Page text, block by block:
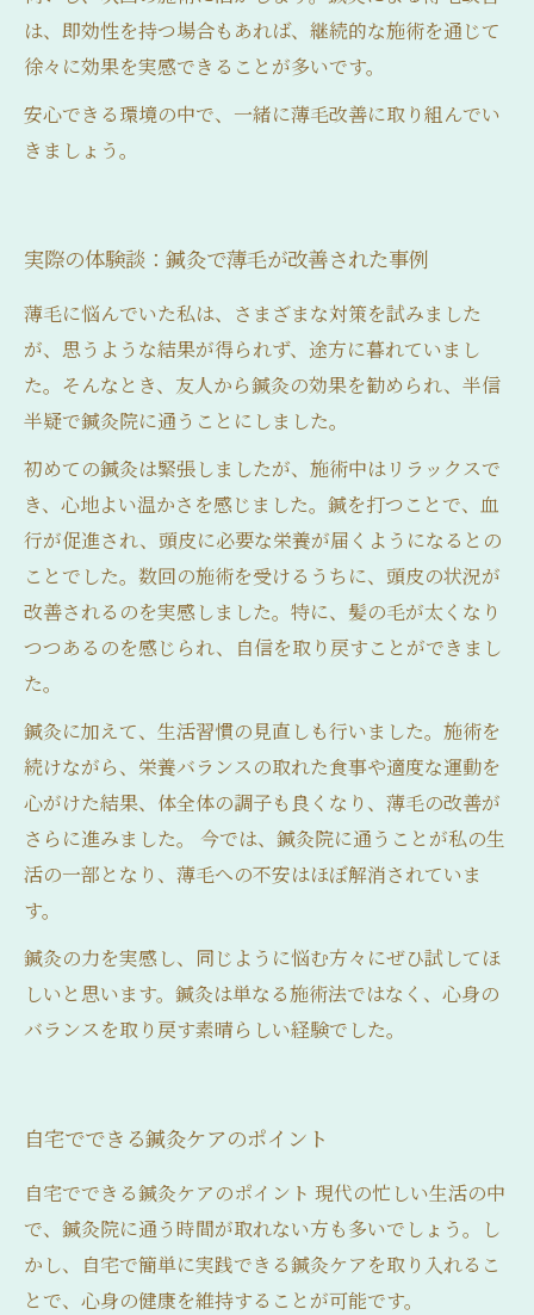
は、即効性を持つ場合もあれば、継続的な施術を通じて
徐々に効果を実感できることが多いです。
安心できる環境の中で、一緒に薄毛改善に取り組んでい
きましょう。
実際の体験談：鍼灸で薄毛が改善された事例
薄毛に悩んでいた私は、さまざまな対策を試みました
が、思うような結果が得られず、途方に暮れていまし
た。そんなとき、友人から鍼灸の効果を勧められ、半信
半疑で鍼灸院に通うことにしました。
初めての鍼灸は緊張しましたが、施術中はリラックスで
き、心地よい温かさを感じました。鍼を打つことで、血
行が促進され、頭皮に必要な栄養が届くようになるとの
ことでした。数回の施術を受けるうちに、頭皮の状況が
改善されるのを実感しました。特に、髪の毛が太くなり
つつあるのを感じられ、自信を取り戻すことができまし
た。
鍼灸に加えて、生活習慣の見直しも行いました。施術を
続けながら、栄養バランスの取れた食事や適度な運動を
心がけた結果、体全体の調子も良くなり、薄毛の改善が
さらに進みました。 今では、鍼灸院に通うことが私の生
活の一部となり、薄毛への不安はほぼ解消されていま
す。
鍼灸の力を実感し、同じように悩む方々にぜひ試してほ
しいと思います。鍼灸は単なる施術法ではなく、心身の
バランスを取り戻す素晴らしい経験でした。
自宅でできる鍼灸ケアのポイント
自宅でできる鍼灸ケアのポイント 現代の忙しい生活の中
で、鍼灸院に通う時間が取れない方も多いでしょう。し
かし、自宅で簡単に実践できる鍼灸ケアを取り入れるこ
とで、心身の健康を維持することが可能です。